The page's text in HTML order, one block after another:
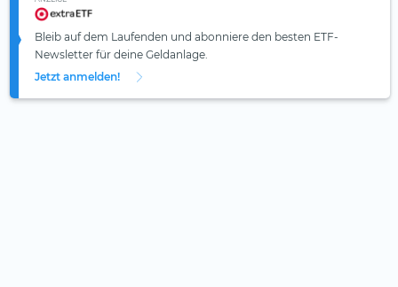
Bleib auf dem Laufenden und abonniere den besten ETF-
Newsletter für deine Geldanlage.
Jetzt anmelden!